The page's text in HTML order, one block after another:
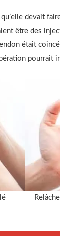
devait
être des
était
pourrait